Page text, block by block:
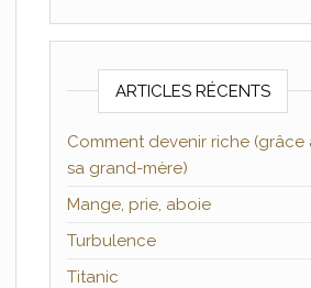
ARTICLES RÉCENTS
Comment devenir riche (grâce
sa grand-mère)
Mange, prie, aboie
Turbulence
Titanic